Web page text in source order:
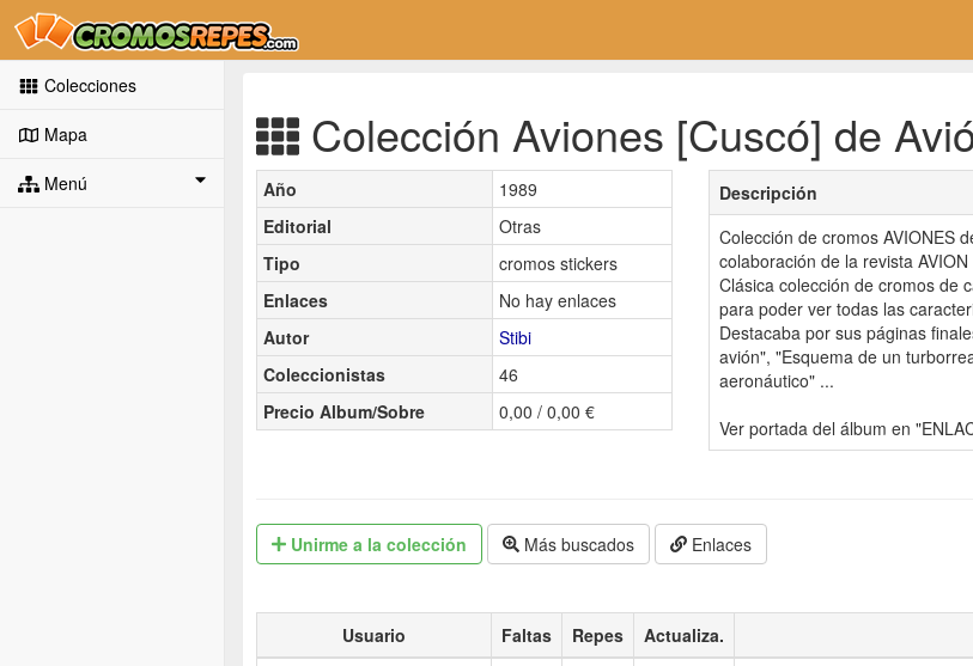
Colecciones
Mapa
Menú
Colección Aviones [Cuscó] de
Año
1989
Editorial
Otras
Tipo
cromos stickers
Enlaces
No hay enlaces
Autor
Stibi
Coleccionistas
46
Precio Album/Sobre
0,00 / 0,00 €
Descripción
Colección de cromos AVIONES
colaboración de la revista AVION
Clásica colección de cromos de
para poder ver todas las
Destacaba por sus páginas
avión", "Esquema de un
aeronáutico" ...
Ver portada del álbum en
Unirme a la colección Más buscados Enlaces
Usuario Faltas Repes Actualiza.